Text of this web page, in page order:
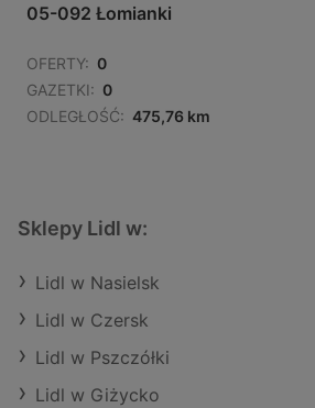
05-092 Łomianki
OFERTY: 0
GAZETKI: 0
ODLEGŁOŚĆ: 475,76 km
Sklepy Lidl w:
Lidl w Nasielsk
Lidl w Czersk
Lidl w Pszczółki
Lidl w Giżycko